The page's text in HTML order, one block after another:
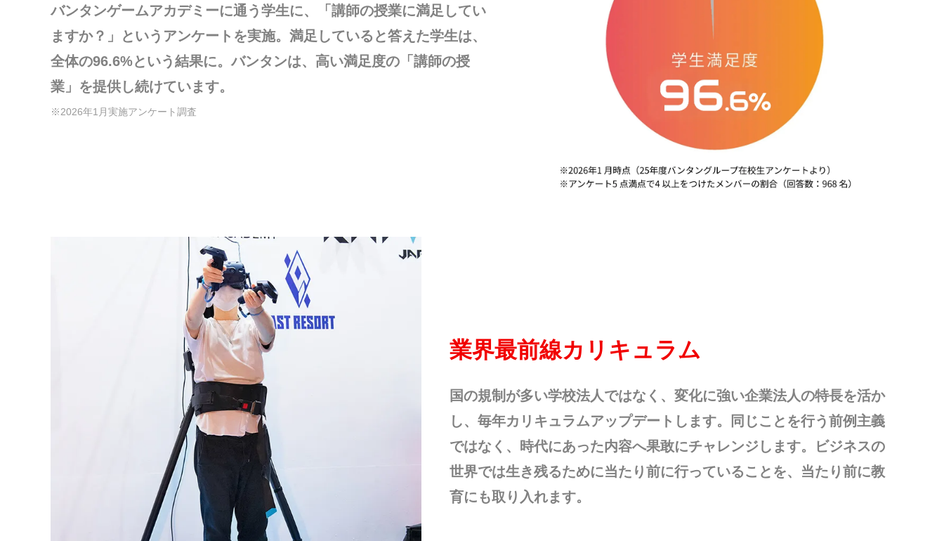
バンタンゲームアカデミーに通う学生に、「講師の授業に満足してい
ますか？」というアンケートを実施。満足していると答えた学生は、
全体の96.6%という結果に。バンタンは、高い満足度の「講師の授
業」を提供し続けています。
※2026年1月実施アンケート調査
業界最前線カリキュラム
国の規制が多い学校法人ではなく、変化に強い企業法人の特長を活か
し、毎年カリキュラムアップデートします。同じことを行う前例主義
ではなく、時代にあった内容へ果敢にチャレンジします。ビジネスの
世界では生き残るために当たり前に行っていることを、当たり前に教
育にも取り入れます。